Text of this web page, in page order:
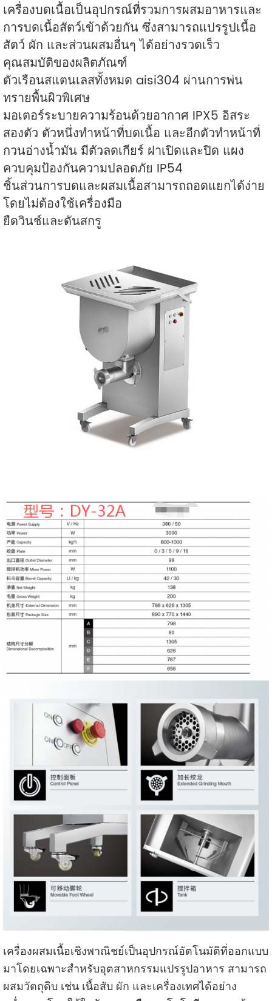
เครื่องบดเนื้อเป็นอุปกรณ์ที่รวมการผสมอาหารและ
การบดเนื้อสัตว์เข้าด้วยกัน ซึ่งสามารถแปรรูปเนื้อ
สัตว์ ผัก และส่วนผสมอื่นๆ ได้อย่างรวดเร็ว
คุณสมบัติของผลิตภัณฑ์
ตัวเรือนสแตนเลสทั้งหมด aisi304 ผ่านการพ่น
ทรายพื้นผิวพิเศษ
มอเตอร์ระบายความร้อนด้วยอากาศ IPX5 อิสระ
สองตัว ตัวหนึ่งทำหน้าที่บดเนื้อ และอีกตัวทำหน้าที่
กวนอ่างน้ำมัน มีตัวลดเกียร์ ฝาเปิดและปิด แผง
ควบคุมป้องกันความปลอดภัย IP54
ชิ้นส่วนการบดและผสมเนื้อสามารถถอดแยกได้ง่าย
โดยไม่ต้องใช้เครื่องมือ
ยืดวินช์และดันสกรู
เครื่องผสมเนื้อเชิงพาณิชย์เป็นอุปกรณ์อัตโนมัติที่ออกแบบ
มาโดยเฉพาะสำหรับอุตสาหกรรมแปรรูปอาหาร สามารถ
ผสมวัตถุดิบ เช่น เนื้อสับ ผัก และเครื่องเทศได้อย่าง